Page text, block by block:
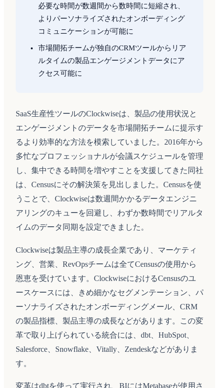
必要な時間が数週間から数時間に短縮され、
よりパーソナライズされたオンボーディング
コミュニケーションが可能に
市場開拓チームが独自のCRMツールからリア
ルタイムの製品エンゲージメントデータにア
クセス可能に
SaaS生産性ツールのClockwiseは、製品の使用状況と
エンゲージメントのデータを市場開拓チームに提示す
るより効率的な方法を模索していました。2016年から
多忙なプロフェッショナルが会議スケジュールを管理
し、集中できる時間を増やすことを支援してきた同社
は、Censusにその解決策を見出しました。Censusを使
うことで、Clockwiseは数週間かかるデータエンジニ
アリングのキューを回避し、わずか数時間でリアルタ
イムのデータ同期を設定できました。
Clockwiseは製品主導の成長企業であり、マーケティ
ング、営業、RevOpsチームは全てCensusの使用から
恩恵を受けています。ClockwiseにおけるCensusのユ
ースケースには、きめ細かなセグメンテーション、パ
ーソナライズされたオンボーディングメール、CRM
の製品指標、製品主導の成長などがあります。この変
革で取り上げられている統合には、dbt、HubSpot、
Salesforce、Snowflake、Vitally、Zendeskなどがありま
す。
変革はdbtを使って実行され、BIにはMetabaseが使用さ